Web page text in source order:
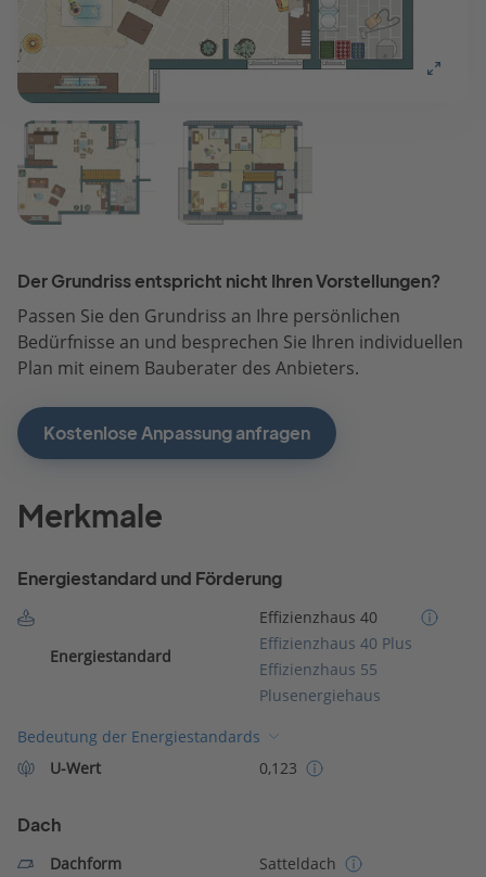
Der Grundriss entspricht nicht Ihren Vorstellungen?
Passen Sie den Grundriss an Ihre persönlichen
Bedürfnisse an und besprechen Sie Ihren individuellen
Plan mit einem Bauberater des Anbieters.
Kostenlose Anpassung anfragen
Merkmale
Energiestandard und Förderung
Energiestandard
Effizienzhaus 40
Effizienzhaus 40 Plus
Effizienzhaus 55
Plusenergiehaus
Bedeutung der Energiestandards
U-Wert
0,123
Dach
Dachform Satteldach